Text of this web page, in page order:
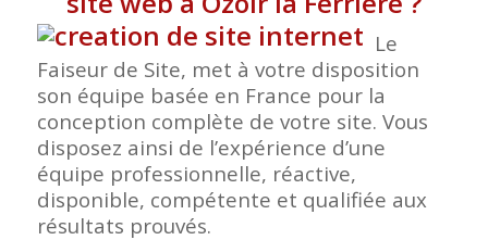
Le
Faiseur de Site, met à votre disposition
son équipe basée en France pour la
conception complète de votre site. Vous
disposez ainsi de l’expérience d’une
équipe professionnelle, réactive,
disponible, compétente et qualifiée aux
résultats prouvés.